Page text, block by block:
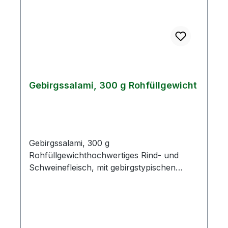
Gebirgssalami, 300 g Rohfüllgewicht
Gebirgssalami, 300 g
Rohfüllgewichthochwertiges Rind- und
Schweinefleisch, mit gebirgstypischen